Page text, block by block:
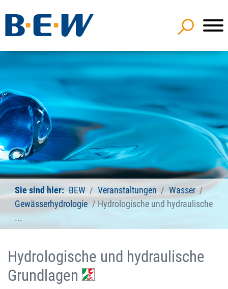
Sie sind hier: BEW Veranstaltungen
Wasser
Gewässerhydrologie
Hydrologische und hydraulische
...
Hydrologische und hydraulische
Grundlagen